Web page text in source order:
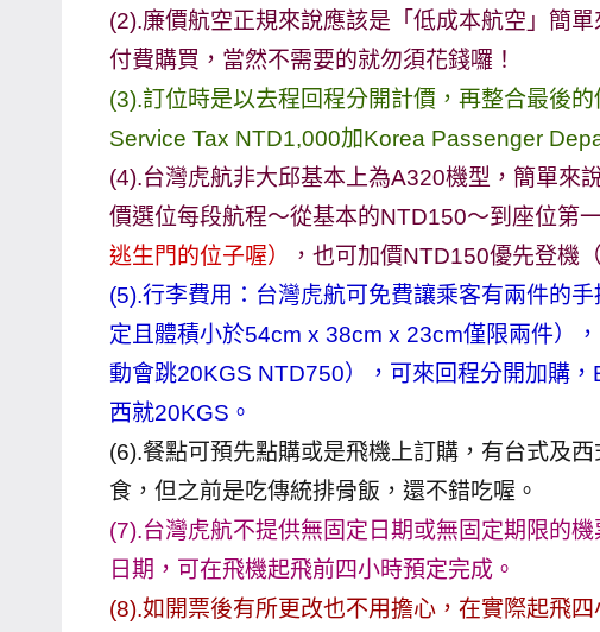
企
業
講
落
客
及
旅
遊
誌
專
欄、
觀
光
合
作
(2).廉價航空正規來說應該是「低成本航空」簡
付費購買，當然不需要的就勿須花錢囉！
(3).訂位時是以去程回程分開計價，再整合最後
Service Tax NTD1,000加Korea Passenger
(4).台灣虎航非大邱基本上為A320機型，簡單來
價選位每段航程～從基本的NTD150～到座位第
逃生門的位子喔）
，也可加價NTD150優先登機
(5).行李費用：台灣虎航可免費讓乘客有兩件的
定且體積小於54cm x 38cm x 23cm僅限兩件）
動會跳20KGS NTD750），可來回程分開加購
西就20KGS。
(6).餐點可預先點購或是飛機上訂購，有台式及
食，但之前是吃傳統排骨飯，還不錯吃喔。
(7).台灣虎航不提供無固定日期或無固定期限的
日期，可在飛機起飛前四小時預定完成。
(8).如開票後有所更改也不用擔心，在實際起飛